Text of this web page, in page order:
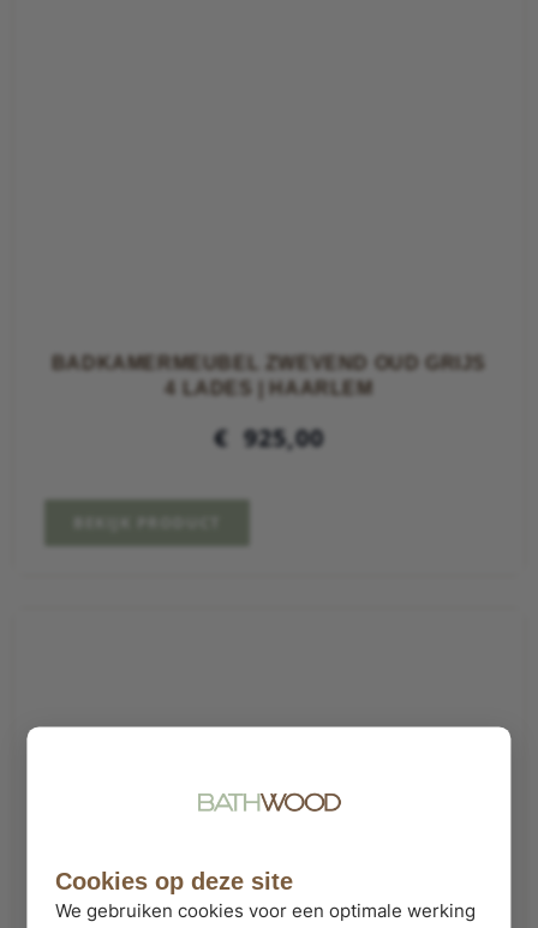
BADKAMERMEUBEL ZWEVEND OUD GRIJS
4 LADES | HAARLEM
€ 925,00
Cookies op deze site
We gebruiken cookies voor een optimale werking